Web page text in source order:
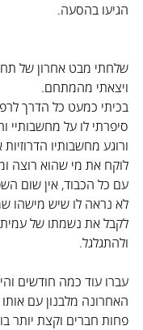
הגיעו בהסעה.
שלחתי מבט אחרון של
ויצאתי מהמתחם.
בכיתי כמעט כל הדרך
סיפרתי לו על מחשבותיי
ורוגע מחשבותיו
לוקח את מי שהוא רוצה
עם כל הכבוד, אין שום
לא נראה לו שיש מישהו
לקבל את נשמתו של
ולהתגלגל.
עברו עוד כמה חודשים
האחרונה מלבנון עם אותו
פחות חברים וקצת יותר